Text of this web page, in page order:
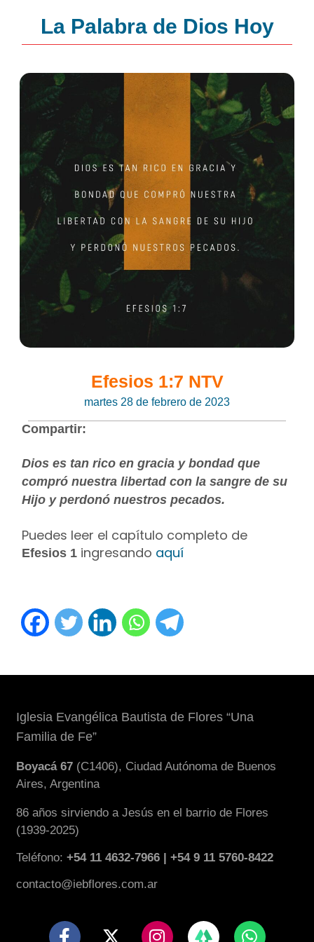
La Palabra de Dios Hoy
Efesios 1:7 NTV
martes 28 de febrero de 2023
Compartir:
Dios es tan rico en gracia y bondad que
compró nuestra libertad con la sangre de su
Hijo y perdonó nuestros pecados.
Puedes leer el capítulo completo de
Efesios 1 ingresando aquí
Iglesia Evangélica Bautista de Flores “Una
Familia de Fe”
Boyacá 67 (C1406), Ciudad Autónoma de Buenos
Aires, Argentina
86 años sirviendo a Jesús en el barrio de Flores
(1939-2025)
Teléfono:+54 11 4632-7966 | +54 9 11 5760-8422
contacto@iebflores.com.ar
F
X
I
W